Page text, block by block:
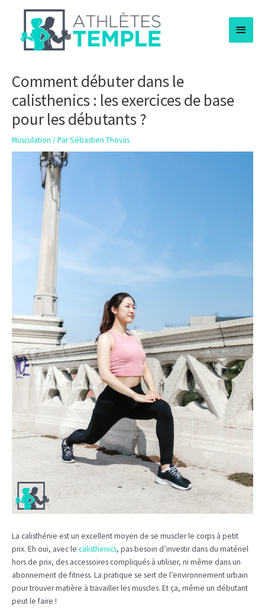
contenu
Menu
Comment débuter dans le
calisthenics : les exercices de base
pour les débutants ?
Musculation / ParSébastien Thovas
La calisthénie est un excellent moyen de se muscler le corps à petit
prix. Eh oui, avec le calisthenics, pas besoin d’investir dans du matériel
hors de prix, des accessoires compliqués à utiliser, ni même dans un
abonnement de fitness. La pratique se sert de l’environnement urbain
pour trouver matière à travailler les muscles. Et ça, même un débutant
peut le faire !